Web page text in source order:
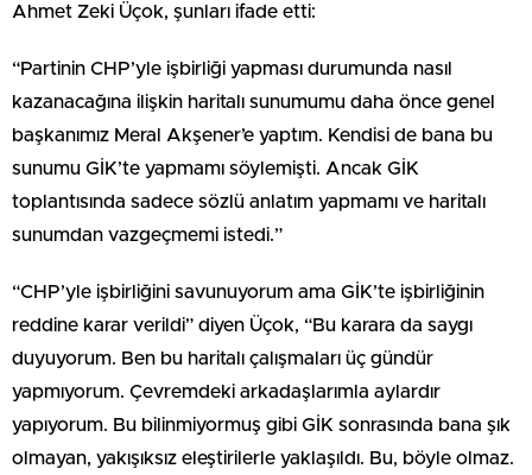
Ahmet Zeki Üçok, şunları ifade etti:
“Partinin CHP’yle işbirliği yapması durumunda nasıl
kazanacağına ilişkin haritalı sunumumu daha önce genel
başkanımız Meral Akşener’e yaptım. Kendisi de bana bu
sunumu GİK’te yapmamı söylemişti. Ancak GİK
toplantısında sadece sözlü anlatım yapmamı ve haritalı
sunumdan vazgeçmemi istedi.”
“CHP’yle işbirliğini savunuyorum ama GİK’te işbirliğinin
reddine karar verildi” diyen Üçok, “Bu karara da saygı
duyuyorum. Ben bu haritalı çalışmaları üç gündür
yapmıyorum. Çevremdeki arkadaşlarımla aylardır
yapıyorum. Bu bilinmiyormuş gibi GİK sonrasında bana şık
olmayan, yakışıksız eleştirilerle yaklaşıldı. Bu, böyle olmaz.